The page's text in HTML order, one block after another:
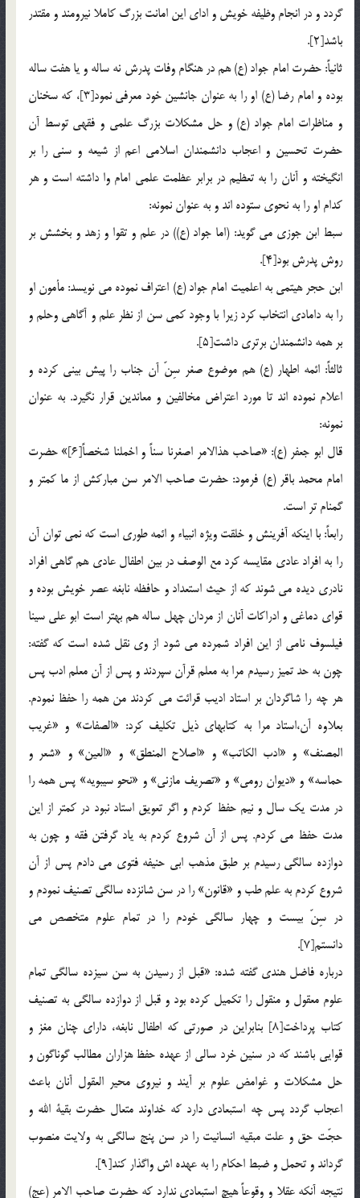
گردد و در انجام وظيفه خويش و اداى اين امانت بزرگ كاملا نيرومند و مقتدر
باشد[2].
ثانياً: حضرت امام جواد (ع) هم در هنگام وفات پدرش نه ساله و يا هفت ساله
بوده و امام رضا (ع) او را به عنوان جانشين خود معرفى نمود[3]، كه سخنان
و مناظرات امام جواد (ع) و حل مشكلات بزرگ علمى و فقهى توسط آن
حضرت تحسين و اعجاب دانشمندان اسلامى اعم از شيعه و سنى را بر
انگيخته و آنان را به تعظيم در برابر عظمت علمى امام وا داشته است و هر
كدام او را به نحوى ستوده اند و به عنوان نمونه:
سبط ابن جوزى مى گويد: (اما جواد (ع)) در علم و تقوا و زهد و بخشش بر
روش پدرش بود[4].
ابن حجر هيتمى به اعلميت امام جواد (ع) اعتراف نموده مى نويسد: مأمون او
را به دامادى انتخاب كرد زيرا با وجود كمى سن از نظر علم و آگاهى وحلم و
بر همه دانشمندان برترى داشت[5].
ثالثاً: ائمه اطهار (ع) هم موضوع صغر سِنّ آن جناب را پيش بينى كرده و
اعلام نموده اند تا مورد اعتراض مخالفين و معاندين قرار نگيرد. به عنوان
نمونه:
قال ابو جعفر (ع): «صاحب هذالامر اصغرنا سناً و اخملنا شخصاً[6]» حضرت
امام محمد باقر (ع) فرمود: حضرت صاحب الامر سن مباركش از ما كمتر و
گمنام تر است.
رابعاً: با اينكه آفرينش و خلقت ويژه انبياء و ائمه طورى است كه نمى توان آن
را به افراد عادى مقايسه كرد مع الوصف در بين اطفال عادى هم گاهى افراد
نادرى ديده مى شوند كه از حيث استعداد و حافظه نابغه عصر خويش بوده و
قواى دماغى و ادراكات آنان از مردان چهل ساله هم بهتر است ابو على سينا
فيلسوف نامى از اين افراد شمرده مى شود از وى نقل شده است كه گفته:
چون به حد تميز رسيدم مرا به معلم قرآن سپردند و پس از آن معلم ادب پس
هر چه را شاگردان بر استاد اديب قرائت مى كردند من همه را حفظ نمودم.
بعلاوه آن،استاد مرا به كتابهاى ذيل تكليف كرد: «الصفات» و «غريب
المصنف» و «ادب الكاتب» و «اصلاح المنطق» و «العين» و «شعر و
حماسه» و «ديوان رومى» و «تصريف مازنى» و «نحو سيبويه» پس همه را
در مدت يك سال و نيم حفظ كردم و اگر تعويق استاد نبود در كمتر از اين
مدت حفظ مى كردم. پس از آن شروع كردم به ياد گرفتن فقه و چون به
دوازده سالگى رسيدم بر طبق مذهب ابى حنيفه فتوى مى دادم پس از آن
شروع كردم به علم طب و «قانون» را در سن شانزده سالگى تصنيف نمودم و
در سِنّ بيست و چهار سالگى خودم را در تمام علوم متخصص مى
دانستم[7].
درباره فاضل هندى گفته شده: «قبل از رسيدن به سن سيزده سالگى تمام
علوم معقول و منقول را تكميل كرده بود و قبل از دوازده سالگى به تصنيف
كتاب پرداخت[8] بنابراين در صورتى كه اطفال نابغه، داراى چنان مغز و
قوايى باشند كه در سنين خرد سالى از عهده حفظ هزاران مطالب گوناگون و
حل مشكلات و غوامض علوم بر آيند و نيروى محير العقول آنان باعث
اعجاب گردد پس چه استبعادى دارد كه خداوند متعال حضرت بقية الله و
حجّت حق و علت مبقيه انسانيت را در سن پنج سالگى به ولايت منصوب
گرداند و تحمل و ضبط احكام را به عهده اش واگذار كند[9].
نتيجه آنكه عقلا و وقوعاً هيچ استبعادى ندارد كه حضرت صاحب الامر (عج)